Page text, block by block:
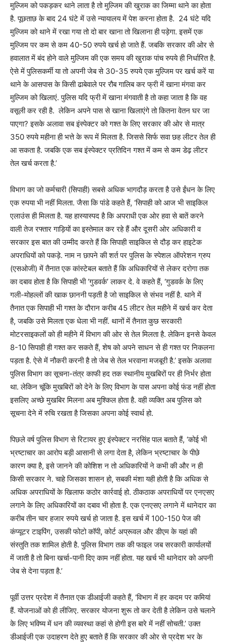
मुल्जिम को पकड़कर थाने लाता है तो मुल्जिम की खुराक का जिम्मा थाने का होता
है. पूछताछ के बाद 24 घंटे में उसे न्यायालय में पेश करना होता है. 24 घंटे यदि
मुल्जिम को थाने में रखा गया तो दो बार खाना तो खिलाना ही पड़ेगा. इसमें एक
मुल्जिम पर कम से कम 40-50 रुपये खर्च हो जाते हैं. जबकि सरकार की ओर से
हवालात में बंद होने वाले मुल्जिम की एक समय की खुराक पांच रुपये ही निर्धारित है.
ऐसे में पुलिसकर्मी या तो अपनी जेब से 30-35 रुपये एक मुल्जिम पर खर्च करें या
थाने के आसपास के किसी ढाबेवाले पर रौब गालिब कर फ्री में खाना मंगवा कर
मुल्जिम को खिलाएं. पुलिस यदि फ्री में खाना मंगवाती है तो कहा जाता है कि वह
वसूली कर रही है. लेकिन अपने पास से खाना खिलाएंगे तो कितना वेतन घर जा
पाएगा? इसके अलावा सब इंस्पेक्टर को गश्त के लिए सरकार की ओर से मात्र
350 रुपये महीना ही भत्ते के रूप में मिलता है. जिससे सिर्फ सवा छह लीटर तेल ही
आ सकता है. जबकि एक सब इंस्पेक्टर प्रतिदिन गश्त में कम से कम डेढ़ लीटर
तेल खर्च करता है.’
विभाग का जो कर्मचारी (सिपाही) सबसे अधिक भागदौड़ करता है उसे ईंधन के लिए
एक रुपया भी नहीं मिलता. जैसा कि पांडे कहते हैं, ‘सिपाही को आज भी साइकिल
एलाउंस ही मिलता है. यह हास्यास्पद है कि अपराधी एक ओर हवा से बातें करने
वाली तेज रफ्तार गाड़ियों का इस्तेमाल कर रहे हैं और दूसरी ओर अधिकारी व
सरकार इस बात की उम्मीद करते हैं कि सिपाही साइकिल से दौड़ कर हाइटेक
अपराधियों को पकड़े. नाम न छापने की शर्त पर पुलिस के स्पेशल ऑपरेशन ग्रुप
(एसओजी) में तैनात एक कांस्टेबल बताते हैं कि अधिकारियों से लेकर दरोगा तक
का दबाव होता है कि सिपाही भी ‘गुडवर्क’ लाकर दे. वे कहते हैं, ‘गुडवर्क के लिए
गली-मोहल्लों की खाक छाननी पड़ती है जो साइकिल से संभव नहीं है. थाने में
तैनात एक सिपाही भी गश्त के दौरान करीब 45 लीटर तेल महीने में खर्च कर देता
है, जबकि उसे मिलता एक धेला भी नहीं. थानों में तैनात कुछ सरकारी
मोटरसाइकलों को ही महीने में विभाग की ओर से तेल मिलता है. लेकिन इनसे केवल
8-10 सिपाही ही गश्त कर सकते हैं, शेष को अपने साधन से ही गश्त पर निकलना
पड़ता है. ऐसे में नौकरी करनी है तो जेब से तेल भरवाना मजबूरी है.’ इसके अलावा
पुलिस विभाग का सूचना-तंत्र काफी हद तक स्थानीय मुखबिरों पर ही निर्भर होता
था. लेकिन चूंकि मुखबिरों को देने के लिए विभाग के पास अपना कोई फंड नहीं होता
इसलिए अच्छे मुखबिर मिलना अब मुश्किल होता है. वही व्यक्ति अब पुलिस को
सूचना देने में रुचि रखता है जिसका अपना कोई स्वार्थ हो.
पिछले वर्ष पुलिस विभाग से रिटायर हुए इंस्पेक्टर नरसिंह पाल बताते हैं, ‘कोई भी
भ्रष्टाचार का आरोप बड़ी आसानी से लगा देता है, लेकिन भ्रष्टाचार के पीछे
कारण क्या है, इसे जानने की कोशिश न तो अधिकारियों ने कभी की और न ही
किसी सरकार ने. चाहे जिसका शासन हो, सबकी मंशा यही होती है कि अधिक से
अधिक अपराधियों के खिलाफ कठोर कार्रवाई हो. ठीकठाक अपराधियों पर एनएसए
लगाने के लिए अधिकारियों का दबाव भी होता है. एक एनएसए लगाने में थानेदार का
करीब तीन चार हजार रुपये खर्च हो जाता है. इस खर्च में 100-150 पेज की
कंप्यूटर टाइपिंग, उसकी फोटो कॉपी, कोर्ट अप्रूवल और डीएम के यहां की
संस्तुति तक शामिल होती है. पुलिस विभाग तक की फाइल जब सरकारी कार्यालयों
में जाती है तो बिना खर्चा-पानी दिए काम नहीं होता. यह खर्च भी थानेदार को अपनी
जेब से देना पड़ता है.’
पूर्वी उत्तर प्रदेश में तैनात एक डीआईजी कहते हैं, ‘विभाग में हर कदम पर कमियां
हैं. योजनाओं को ही लीजिए. सरकार योजना शुरू तो कर देती है लेकिन उसे चलाने
के लिए भविष्य में धन की व्यवस्था कहां से होगी इस बारे में नहीं सोचती.’ उक्त
डीआईजी एक उदाहरण देते हुए बताते हैं कि सरकार की ओर से प्रदेश भर के